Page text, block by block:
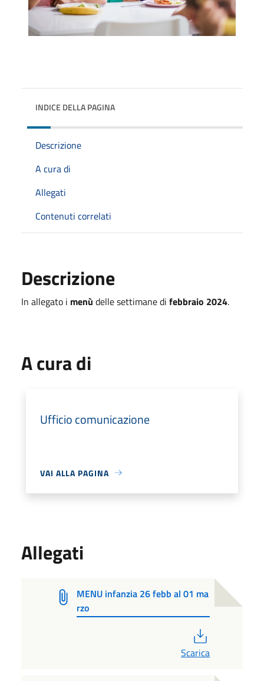
INDICE DELLA PAGINA
Descrizione
A cura di
Allegati
Contenuti correlati
Descrizione
In allegato i menù delle settimane di febbraio 2024.
A cura di
Ufficio comunicazione
VAI ALLA PAGINA
Allegati
MENU infanzia 26 febb al 01 ma
rzo
Scarica